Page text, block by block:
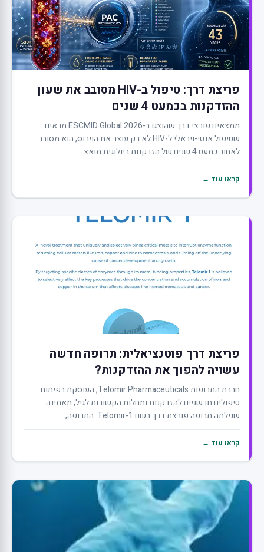
פריצת דרך: טיפול ב-HIV מסובב את שעון
ההזדקנות בכמעט 4 שנים
ממצאים פורצי דרך שהוצגו ב-ESCMID Global 2026 מראים
שטיפול אנטי-ויראלי ל-HIV לא רק עוצר את הוירוס, הוא מסובב
לאחור כמעט 4 שנים של הזדקנות ביולוגית מואצ...
קראו עוד ←
פריצת דרך פוטנציאלית: תרופה חדשה
עשויה להפוך את ההזדקנות?
חברת התרופות Telomir Pharmaceuticals, העוסקת בפיתוח
טיפולים חדשניים להזדקנות ומחלות הקשורות לגיל, מאמינה
שגילתה תרופה פורצת דרך בשם Telomir-1. התרופה,...
קראו עוד ←